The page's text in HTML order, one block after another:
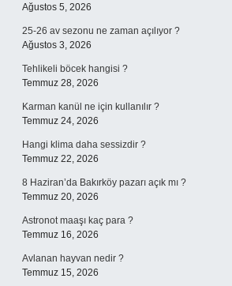
Ağustos 5, 2026
25-26 av sezonu ne zaman açılıyor ?
Ağustos 3, 2026
Tehlikeli böcek hangisi ?
Temmuz 28, 2026
Karman kanül ne için kullanılır ?
Temmuz 24, 2026
Hangi klima daha sessizdir ?
Temmuz 22, 2026
8 Haziran’da Bakırköy pazarı açık mı ?
Temmuz 20, 2026
Astronot maaşı kaç para ?
Temmuz 16, 2026
Avlanan hayvan nedir ?
Temmuz 15, 2026